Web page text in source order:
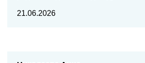
21.06.2026